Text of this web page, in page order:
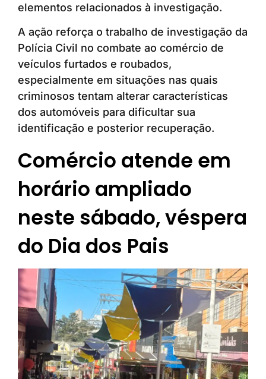
elementos relacionados à investigação.
A ação reforça o trabalho de investigação da
Polícia Civil no combate ao comércio de
veículos furtados e roubados,
especialmente em situações nas quais
criminosos tentam alterar características
dos automóveis para dificultar sua
identificação e posterior recuperação.
Comércio atende em
horário ampliado
neste sábado, véspera
do Dia dos Pais